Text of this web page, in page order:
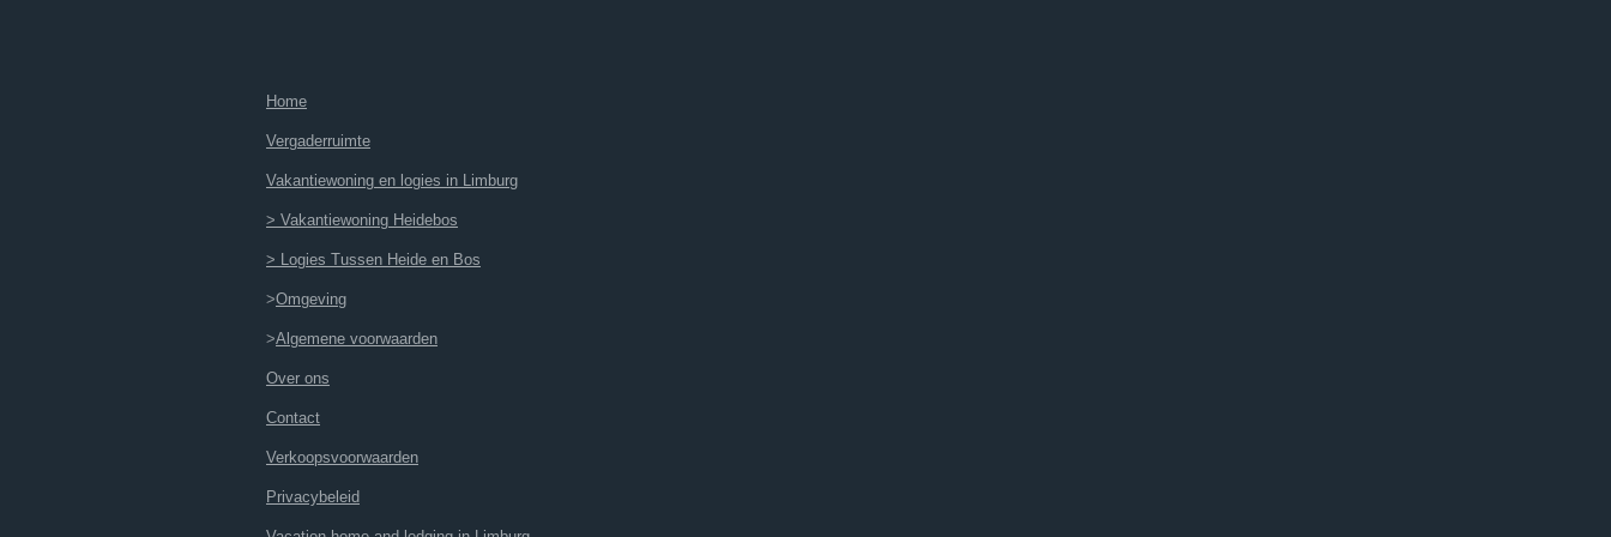
Home
Vergaderruimte
Vakantiewoning en logies in Limburg
> Vakantiewoning Heidebos
> Logies Tussen Heide en Bos
>Omgeving
>Algemene voorwaarden
Over ons
Contact
Verkoopsvoorwaarden
Privacybeleid